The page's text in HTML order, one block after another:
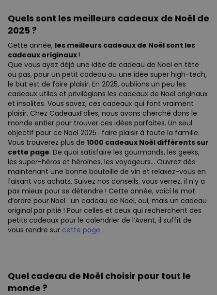
Quels sont les meilleurs cadeaux de Noël de
2025 ?
Cette année, les meilleurs cadeaux de Noël sont les
cadeaux originaux !
Que vous ayez déjà une idée de cadeau de Noël en tête
ou pas, pour un petit cadeau ou une idée super high-tech,
le but est de faire plaisir. En 2025, oublions un peu les
cadeaux utiles et privilégions les cadeaux de Noël originaux
et insolites. Vous savez, ces cadeaux qui font vraiment
plaisir. Chez CadeauxFolies, nous avons cherché dans le
monde entier pour trouver ces idées parfaites. Un seul
objectif pour ce Noël 2025 : faire plaisir à toute la famille.
Vous trouverez plus de 1000 cadeaux Noël différents sur
cette page. De quoi satisfaire les gourmands, les geeks,
les super-héros et héroïnes, les voyageurs… Ouvrez dès
maintenant une bonne bouteille de vin et relaxez-vous en
faisant vos achats. Suivez nos conseils, vous verrez, il n’y a
pas mieux pour se détendre ! Cette année, voici le mot
d’ordre pour Noel : un cadeau de Noël, oui, mais un cadeau
original par pitié ! Pour celles et ceux qui recherchent des
petits cadeaux pour le calendrier de l’Avent, il suffit de
vous rendre sur cette page.
Quel cadeau de Noël choisir pour tout le
monde ?